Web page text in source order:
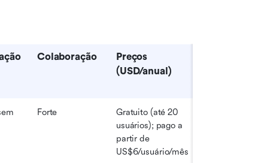
Colaboração
Preços
(USD/anual)
Forte
Gratuito (até 20
usuários); pago a
partir de
US$6/usuário/mês